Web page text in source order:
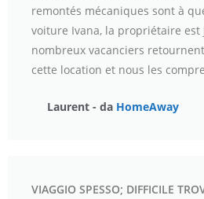
remontés mécaniques sont à
voiture Ivana, la propriétaire est
nombreux vacanciers
cette location et nous les
Laurent - da HomeAway
VIAGGIO SPESSO; DIFFICILE